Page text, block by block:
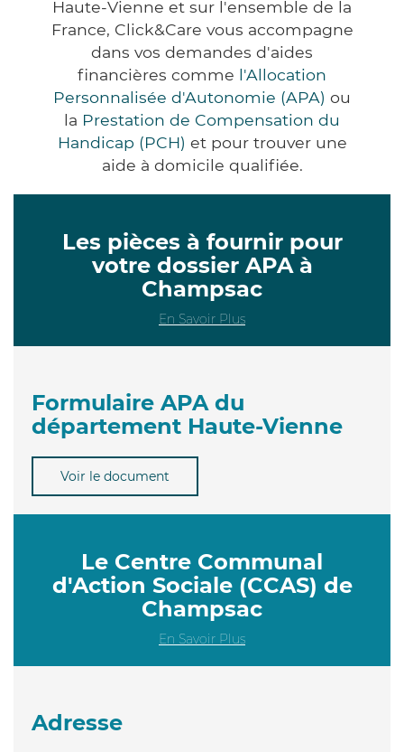
Haute-Vienne et sur l'ensemble de la
France, Click&Care vous accompagne
dans vos demandes d'aides
financières comme l'Allocation
Personnalisée d'Autonomie (APA) ou
la Prestation de Compensation du
Handicap (PCH) et pour trouver une
aide à domicile qualifiée.
Les pièces à fournir pour
votre dossier APA à
Champsac
En Savoir Plus
Formulaire APA du
département Haute-Vienne
Voir le document
Le Centre Communal
d'Action Sociale (CCAS) de
Champsac
En Savoir Plus
Adresse